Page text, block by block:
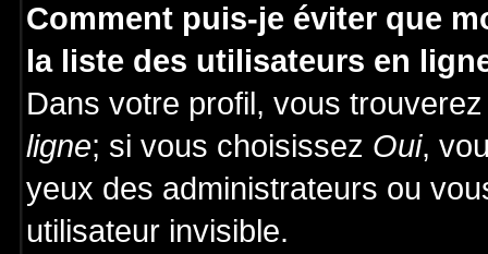
Comment puis-je éviter que
la liste des utilisateurs en
Dans votre profil, vous
ligne; si vous choisissez Oui,
yeux des administrateurs ou
utilisateur invisible.